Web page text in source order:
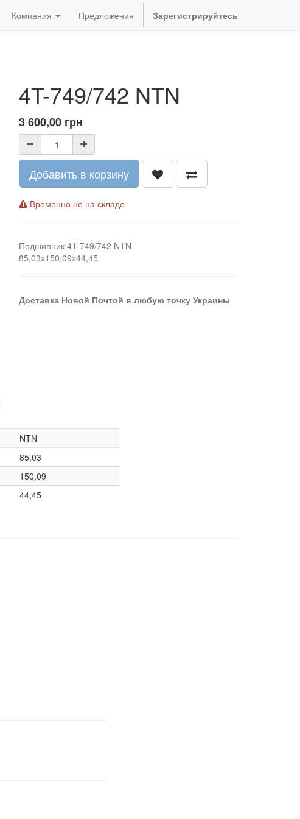
Компания Предложения Зарегистрируйтесь
4T-749/742 NTN
3 600,00 грн
Добавить в корзину
Временно не на складе
Подшипник 4T-749/742 NTN
85,03x150,09x44,45
Доставка Новой Почтой в любую точку Украины
NTN
85,03
150,09
44,45